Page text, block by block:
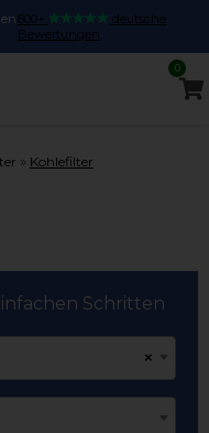
800+
deutsche
Bewertungen
0
» Kohlefilter
Schritten
×